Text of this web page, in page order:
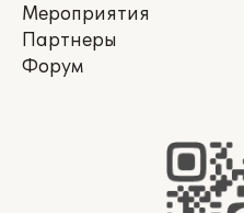
Мероприятия
Партнеры
Форум